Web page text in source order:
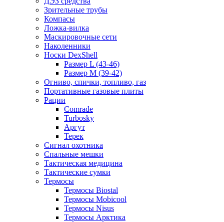
Зрительные трубы
Компасы
Ложка-вилка
Маскировочные сети
Наколенники
Носки DexShell
Размер L (43-46)
Размер M (39-42)
Огниво, спички, топливо, газ
Портативные газовые плиты
Рации
Comrade
Turbosky
Аргут
Терек
Сигнал охотника
Спальные мешки
Тактическая медицина
Тактические сумки
Термосы
Термосы Biostal
Термосы Mobicool
Термосы Nisus
Термосы Арктика